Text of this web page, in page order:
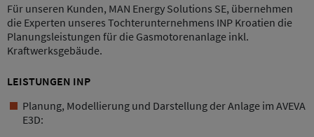
Für unseren Kunden, MAN Energy Solutions SE, übernehmen
die Experten unseres Tochterunternehmens INP Kroatien die
Planungsleistungen für die Gasmotorenanlage inkl.
Kraftwerksgebäude.
LEISTUNGEN INP
Planung, Modellierung und Darstellung der Anlage im AVEVA
E3D: